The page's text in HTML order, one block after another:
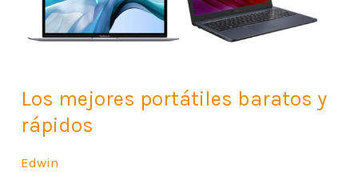
Los mejores portátiles baratos y
rápidos
Edwin
rápidos